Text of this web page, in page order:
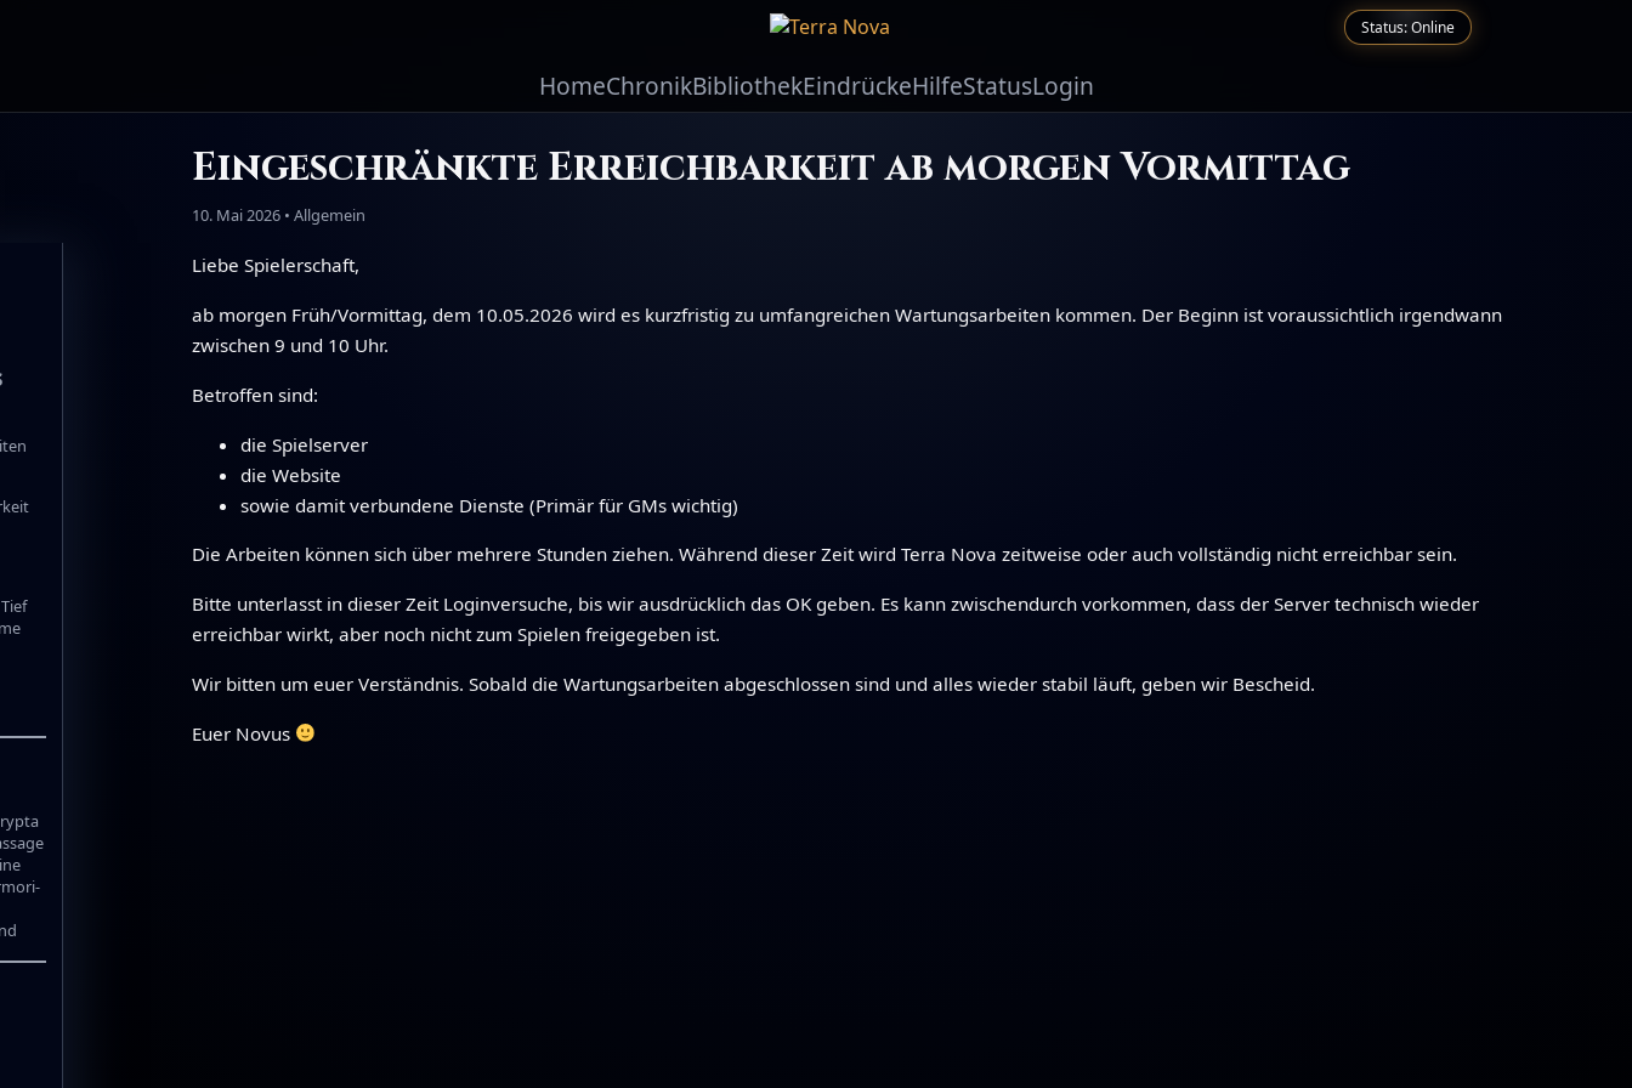
Status: Online
HomeChronikBibliothekEindrückeHilfeStatusLogin
Eingeschränkte Erreichbarkeit ab morgen Vormittag
10. Mai 2026 • Allgemein
Liebe Spielerschaft,
ab morgen Früh/Vormittag, dem 10.05.2026 wird es kurzfristig zu umfangreichen Wartungsarbeiten kommen. Der Beginn ist voraussichtlich irgendwann
zwischen 9 und 10 Uhr.
Betroffen sind:
die Spielserver
die Website
sowie damit verbundene Dienste (Primär für GMs wichtig)
Die Arbeiten können sich über mehrere Stunden ziehen. Während dieser Zeit wird Terra Nova zeitweise oder auch vollständig nicht erreichbar sein.
Bitte unterlasst in dieser Zeit Loginversuche, bis wir ausdrücklich das OK geben. Es kann zwischendurch vorkommen, dass der Server technisch wieder
erreichbar wirkt, aber noch nicht zum Spielen freigegeben ist.
Wir bitten um euer Verständnis. Sobald die Wartungsarbeiten abgeschlossen sind und alles wieder stabil läuft, geben wir Bescheid.
Euer Novus